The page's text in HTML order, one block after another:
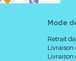
:
assise : larg. 42 x prof.
:
Mode
Retrait
Livraison